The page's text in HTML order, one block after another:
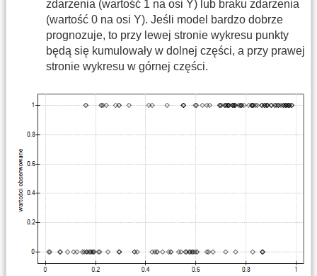
zdarzenia (wartość 1 na osi Y) lub braku zdarzenia
(wartość 0 na osi Y). Jeśli model bardzo dobrze
prognozuje, to przy lewej stronie wykresu punkty
będą się kumulowały w dolnej części, a przy prawej
stronie wykresu w górnej części.